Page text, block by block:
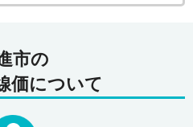
市の
価について